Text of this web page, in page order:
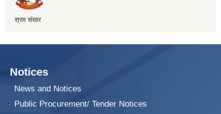
श्रम संसार
Notices
News and Notices
Public Procurement/ Tender Notices